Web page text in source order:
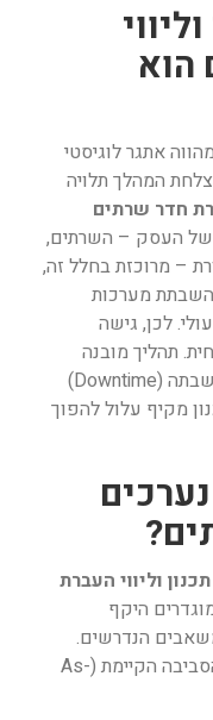
הוא
אתגר לוגיסטי
המהלך תלויה
חדר שרתים
של העסק – השרתים,
– מרוכזת בחלל זה,
מערכות
לכן, גישה
תהליך מובנה
מבטיח מזעור סיכונים, צמצום זמני השבתה (Downtime)
מקיף עלול להפוך
תכנון וליווי העברת
היקף
הנדרשים.
תכנון יסודי מחייב ניתוח מעמיק של הסביבה הקיימת (As-